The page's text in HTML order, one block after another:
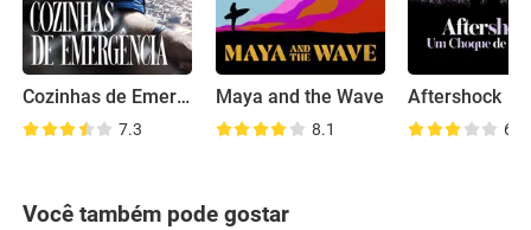
Cozinhas de Emergência
7.3
Maya and the Wave
8.1
Aftershock
6.7
Você também pode gostar